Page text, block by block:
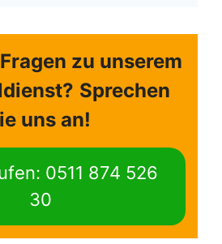
zu unserem
Sprechen
uns an!
0511 874 526
30